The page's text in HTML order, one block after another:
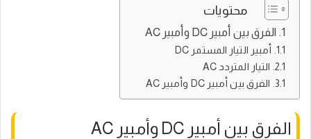
محتويات
الفرق بين أمبير DC وأمبير AC
أمبير التيار المستمر DC
التيار المتردد AC
الفرق بين أمبير DC وأمبير AC
الفرق بين أمبير DC وأمبير AC